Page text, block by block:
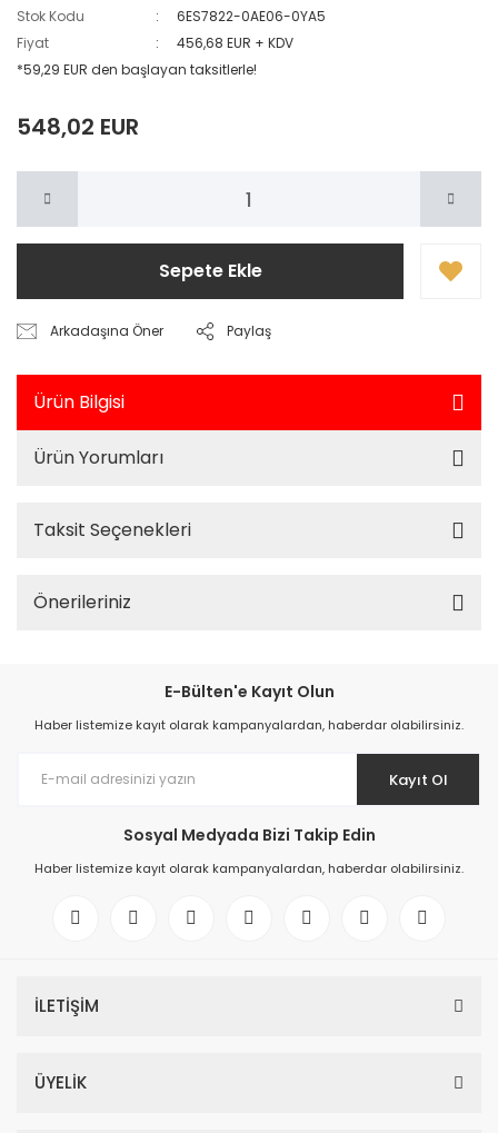
Stok Kodu
6ES7822-0AE06-0YA5
Fiyat
456,68 EUR + KDV
*59,29 EUR den başlayan taksitlerle!
548,02 EUR
Sepete Ekle
Arkadaşına Öner Paylaş
Ürün Bilgisi
Ürün Yorumları
Taksit Seçenekleri
Önerileriniz
E-Bülten'e Kayıt Olun
Haber listemize kayıt olarak kampanyalardan, haberdar olabilirsiniz.
Kayıt Ol
Sosyal Medyada Bizi Takip Edin
Haber listemize kayıt olarak kampanyalardan, haberdar olabilirsiniz.
İLETİŞİM
ÜYELİK